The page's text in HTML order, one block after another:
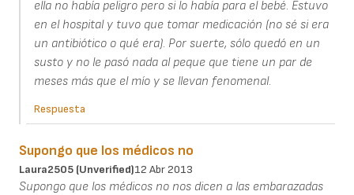
ella no había peligro pero si lo había para el bebé. Estuvo
en el hospital y tuvo que tomar medicación (no sé si era
un antibiótico o qué era). Por suerte, sólo quedó en un
susto y no le pasó nada al peque que tiene un par de
meses más que el mío y se llevan fenomenal.
Respuesta
Supongo que los médicos no
Laura2505 (unverified)12 Abr 2013
Supongo que los médicos no nos dicen a las embarazadas